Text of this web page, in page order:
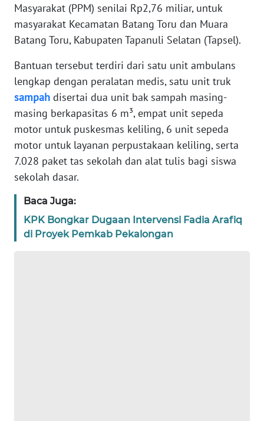
Masyarakat (PPM) senilai Rp2,76 miliar, untuk
masyarakat Kecamatan Batang Toru dan Muara
Batang Toru, Kabupaten Tapanuli Selatan (Tapsel).
Bantuan tersebut terdiri dari satu unit ambulans
lengkap dengan peralatan medis, satu unit truk
sampah disertai dua unit bak sampah masing-
masing berkapasitas 6 m³, empat unit sepeda
motor untuk puskesmas keliling, 6 unit sepeda
motor untuk layanan perpustakaan keliling, serta
7.028 paket tas sekolah dan alat tulis bagi siswa
sekolah dasar.
Baca Juga:
KPK Bongkar Dugaan Intervensi Fadia Arafiq
di Proyek Pemkab Pekalongan
WN
SUMUT
JAKARTA
WN
JABAR
WN
NTT
WN
KEPRI